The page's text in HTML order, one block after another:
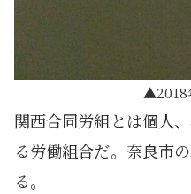
2018
関西合同労組とは個人
る労働組合だ。奈良市
る。